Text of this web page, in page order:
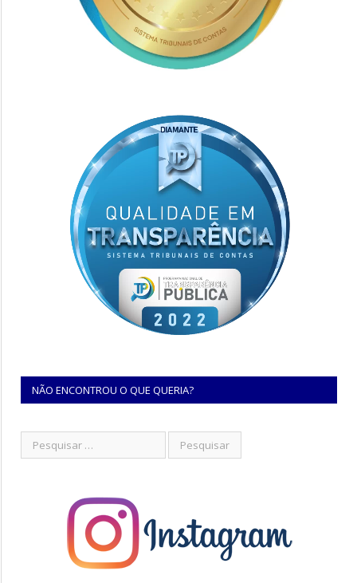
NÃO ENCONTROU O QUE QUERIA?